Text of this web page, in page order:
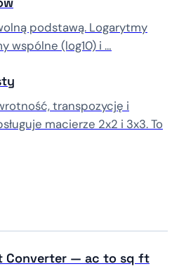
podstawą. Logarytmy
wspólne (log10) i …
transpozycję i
macierze 2x2 i 3x3. To
Converter — ac to sq ft